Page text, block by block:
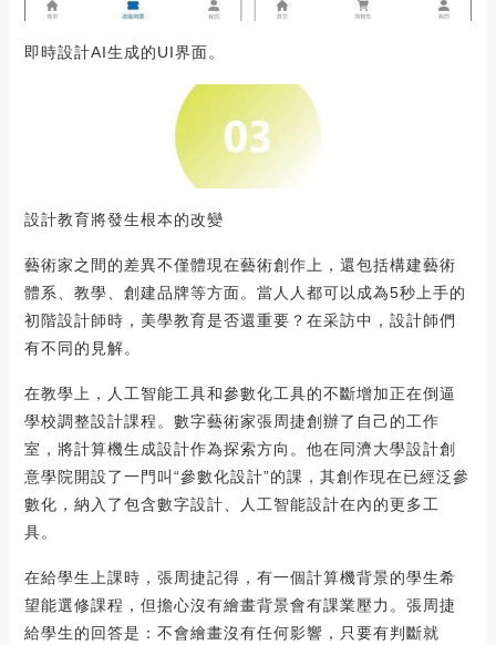
即時設計AI生成的UI界面。
設計教育將發生根本的改變
藝術家之間的差異不僅體現在藝術創作上，還包括構建藝術
體系、教學、創建品牌等方面。當人人都可以成為5秒上手的
初階設計師時，美學教育是否還重要？在采訪中，設計師們
有不同的見解。
在教學上，人工智能工具和參數化工具的不斷增加正在倒逼
學校調整設計課程。數字藝術家張周捷創辦了自己的工作
室，將計算機生成設計作為探索方向。他在同濟大學設計創
意學院開設了一門叫“參數化設計”的課，其創作現在已經泛參
數化，納入了包含數字設計、人工智能設計在內的更多工
具。
在給學生上課時，張周捷記得，有一個計算機背景的學生希
望能選修課程，但擔心沒有繪畫背景會有課業壓力。張周捷
給學生的回答是：不會繪畫沒有任何影響，只要有判斷就